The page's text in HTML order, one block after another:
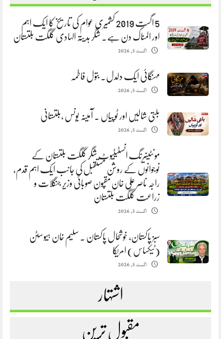
5 اگست 2019 کشمیری عوام کی تاریخ کا ایک اہم
اور المناک دن ہے. شگر ہدیتہ الہادی گلگت بلتستان
اگست 5, 2026
مہنگائی ایک دلدل. بتول فاطمہ
اگست 5, 2026
بلتی شالیں اور ٹوپیاں . آمینہ یونس ،بلتستانی
اگست 5, 2026
مونٹینیرنگ انسٹیٹیوٹ شگر گلگت بلتستان کے
نوجوانوں کے روشن مستقبل کی جانب ایک اہم قدم،
راجہ ناصر علی خان مقپون صوبائی وزیر جنگلات و
زراعت گلگت بلتستان
اگست 5, 2026
سبز پاکستان، خوشحال پاکستان . سلیم خان ہیوسٹن
(ٹیکساس) امریکا
اگست 5, 2026
اشتہار
مقبول ترین